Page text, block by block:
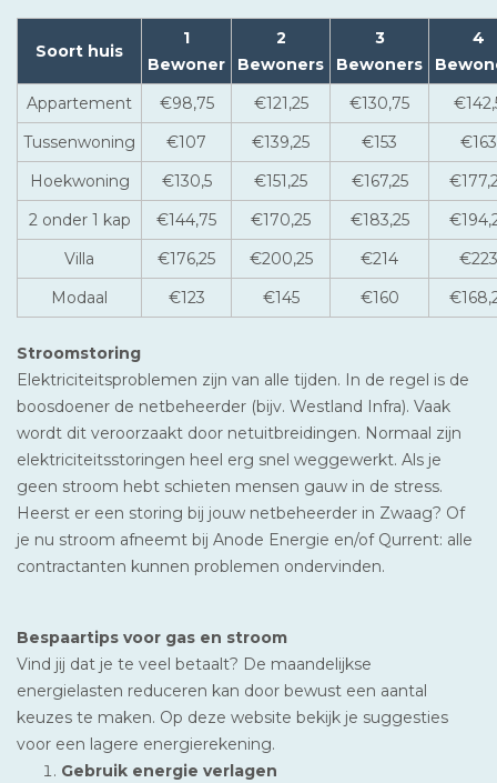
Soort huis
1
Bewoner
2
Bewoners
3
Bewoners
4
Appartement
€98,75 €121,25 €130,75
Tussenwoning
€107 €139,25 €153
€163
Hoekwoning
€130,5 €151,25 €167,25
2 onder 1 kap
€144,75 €170,25 €183,25
Villa
€176,25 €200,25 €214
€223
Modaal
€123 €145 €160
Stroomstoring
Elektriciteitsproblemen zijn van alle tijden. In de regel is de
boosdoener de netbeheerder (bijv. Westland Infra). Vaak
wordt dit veroorzaakt door netuitbreidingen. Normaal zijn
elektriciteitsstoringen heel erg snel weggewerkt. Als je
geen stroom hebt schieten mensen gauw in de stress.
Heerst er een storing bij jouw netbeheerder in Zwaag? Of
je nu stroom afneemt bij Anode Energie en/of Qurrent: alle
contractanten kunnen problemen ondervinden.
Bespaartips voor gas en stroom
Vind jij dat je te veel betaalt? De maandelijkse
energielasten reduceren kan door bewust een aantal
keuzes te maken. Op deze website bekijk je suggesties
voor een lagere energierekening.
Gebruik energie verlagen